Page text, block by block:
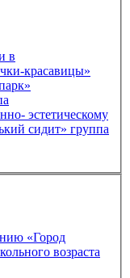
в
красавицы»
эстетическому